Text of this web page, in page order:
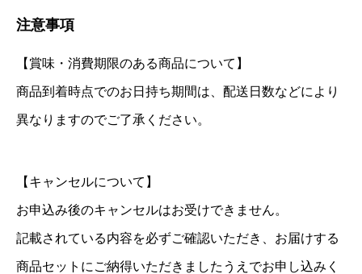
注意事項
【賞味・消費期限のある商品について】
商品到着時点でのお日持ち期間は、配送日数などにより
異なりますのでご了承ください。
【キャンセルについて】
お申込み後のキャンセルはお受けできません。
記載されている内容を必ずご確認いただき、お届けする
商品セットにご納得いただきましたうえでお申し込みく